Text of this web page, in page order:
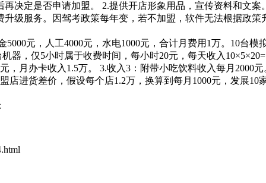
决定是否申请加盟。 2.提供开店形象用品，宣传资料和文
级服务。因驾考政策每年变，若不加盟，软件无法根据政
元，人工4000元，水电1000元，合计月费用1万。10台
器，仅5小时属于收费时间，每小时20元，每天收入
，月办卡收入1.5万。 3.收入3：附带小吃饮料收入每月2000
店进货差价，假设每个店1.2万，换算到每月1000元，发展